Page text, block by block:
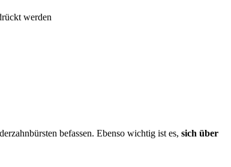
werden
befassen. Ebenso wichtig ist es, sich über